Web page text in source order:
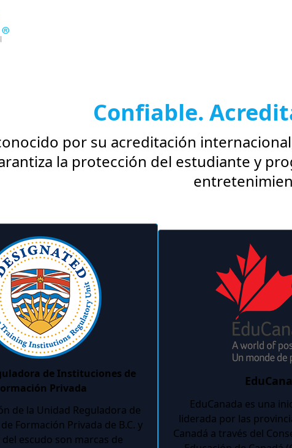
Confiable.
por su acreditación
la protección del estudiante y
de Instituciones de
Privada
de la Unidad Reguladora de
Formación Privada de B.C. y
escudo son marcas de
EduCanada es una
liderada por las
Canadá a través del